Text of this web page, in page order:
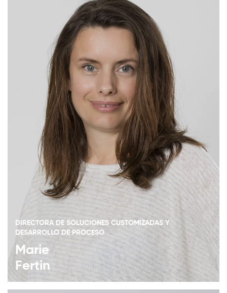
DIRECTORA DE SOLUCIONES CUSTOMIZADAS Y
DESARROLLO DE PROCESO
Marie
Fertin